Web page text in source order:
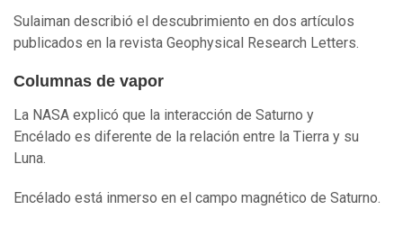
Sulaiman describió el descubrimiento en dos artículos
publicados en la revista Geophysical Research Letters.
Columnas de vapor
La NASA explicó que la interacción de Saturno y
Encélado es diferente de la relación entre la Tierra y su
Luna.
Encélado está inmerso en el campo magnético de Saturno.